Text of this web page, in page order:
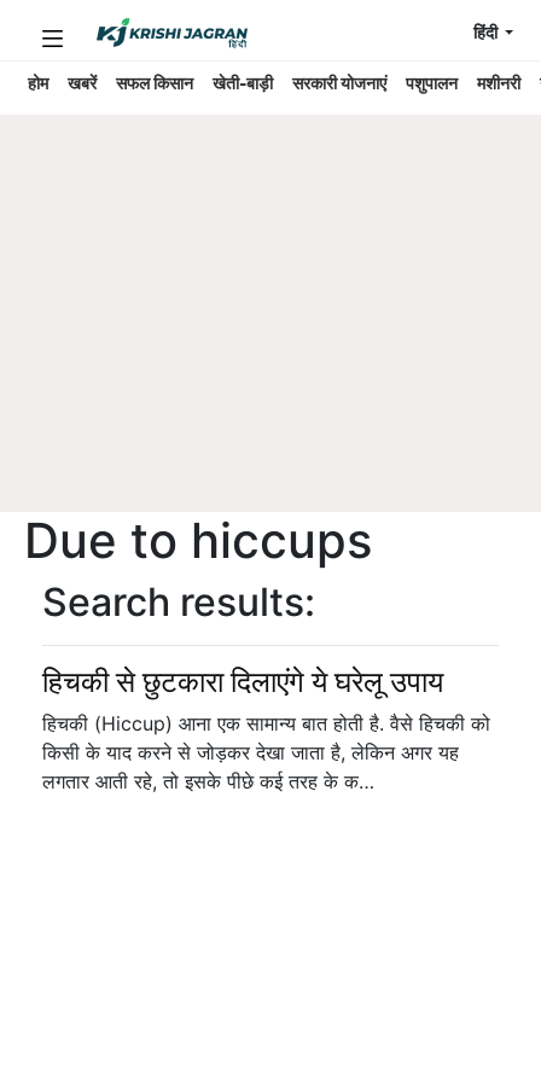
होम खबरें सफल किसान खेती-बाड़ी सरकारी योजनाएं पशुपालन मशीनरी
हिंदी
Due to hiccups
Search results:
हिचकी से छुटकारा दिलाएंगे ये घरेलू उपाय
हिचकी (Hiccup) आना एक सामान्य बात होती है. वैसे हिचकी को
किसी के याद करने से जोड़कर देखा जाता है, लेकिन अगर यह
लगतार आती रहे, तो इसके पीछे कई तरह के क…